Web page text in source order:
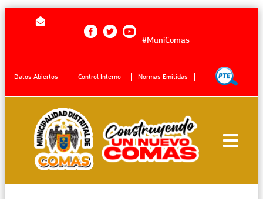
#MuniComas
Datos Abiertos Control Interno Normas Emitidas